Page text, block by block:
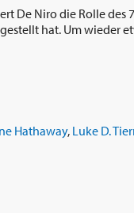
De Niro die Rolle des
hat. Um wieder
Hathaway, Luke D.